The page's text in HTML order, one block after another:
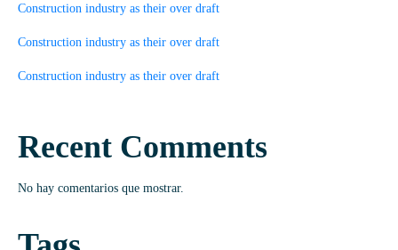
Construction industry as their over draft
Construction industry as their over draft
Construction industry as their over draft
Recent Comments
No hay comentarios que mostrar.